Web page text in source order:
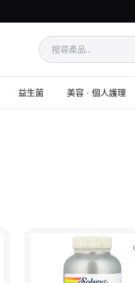
益生菌 美容 · 個人護理